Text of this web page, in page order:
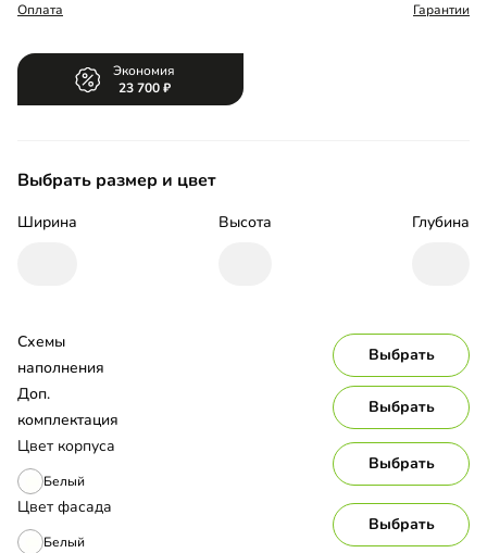
Оплата Гарантии
Экономия
23 700
Выбрать размер и цвет
Ширина Высота Глубина
Цвет корпуса
Белый
Выбрать
Цвет фасада
Белый
Выбрать
Схемы
наполнения
Выбрать
Доп.
комплектация
Выбрать